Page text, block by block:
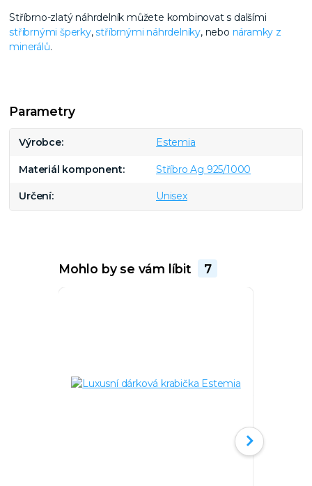
Stříbrno-zlatý náhrdelník můžete kombinovat s dalšími
stříbrnými šperky,stříbrnými náhrdelníky, nebo náramky z
minerálů.
Parametry
Výrobce Estemia
Materiál komponent Stříbro Ag 925/1000
Určení Unisex
Mohlo by se vám líbit 7